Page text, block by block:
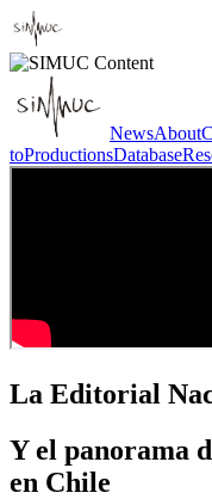
NewsAbout
toProductionsDatabase
La Editorial
Y el panorama
en Chile